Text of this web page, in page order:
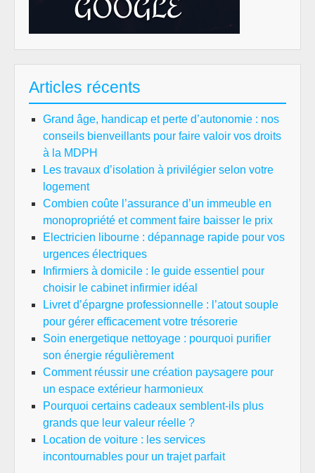
Articles récents
Grand âge, handicap et perte d’autonomie : nos
conseils bienveillants pour faire valoir vos droits
à la MDPH
Les travaux d’isolation à privilégier selon votre
logement
Combien coûte l’assurance d’un immeuble en
monopropriété et comment faire baisser le prix
Electricien libourne : dépannage rapide pour vos
urgences électriques
Infirmiers à domicile : le guide essentiel pour
choisir le cabinet infirmier idéal
Livret d’épargne professionnelle : l’atout souple
pour gérer efficacement votre trésorerie
Soin energetique nettoyage : pourquoi purifier
son énergie régulièrement
Comment réussir une création paysagere pour
un espace extérieur harmonieux
Pourquoi certains cadeaux semblent-ils plus
grands que leur valeur réelle ?
Location de voiture : les services
incontournables pour un trajet parfait